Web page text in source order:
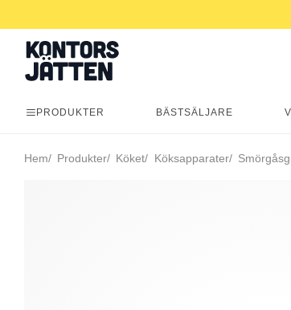
PRODUKTER BÄSTSÄLJARE
Hem Produkter Köket Köksapparater